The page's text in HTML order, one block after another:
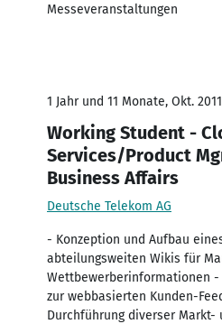
Messeveranstaltungen
1 Jahr und 11 Monate, Okt.
Working Student -
Services/Product
Business Affairs
Deutsche Telekom AG
- Konzeption und Aufbau
abteilungsweiten Wikis für
Wettbewerberinformationen -
zur webbasierten Kunden-
Durchführung diverser Markt-